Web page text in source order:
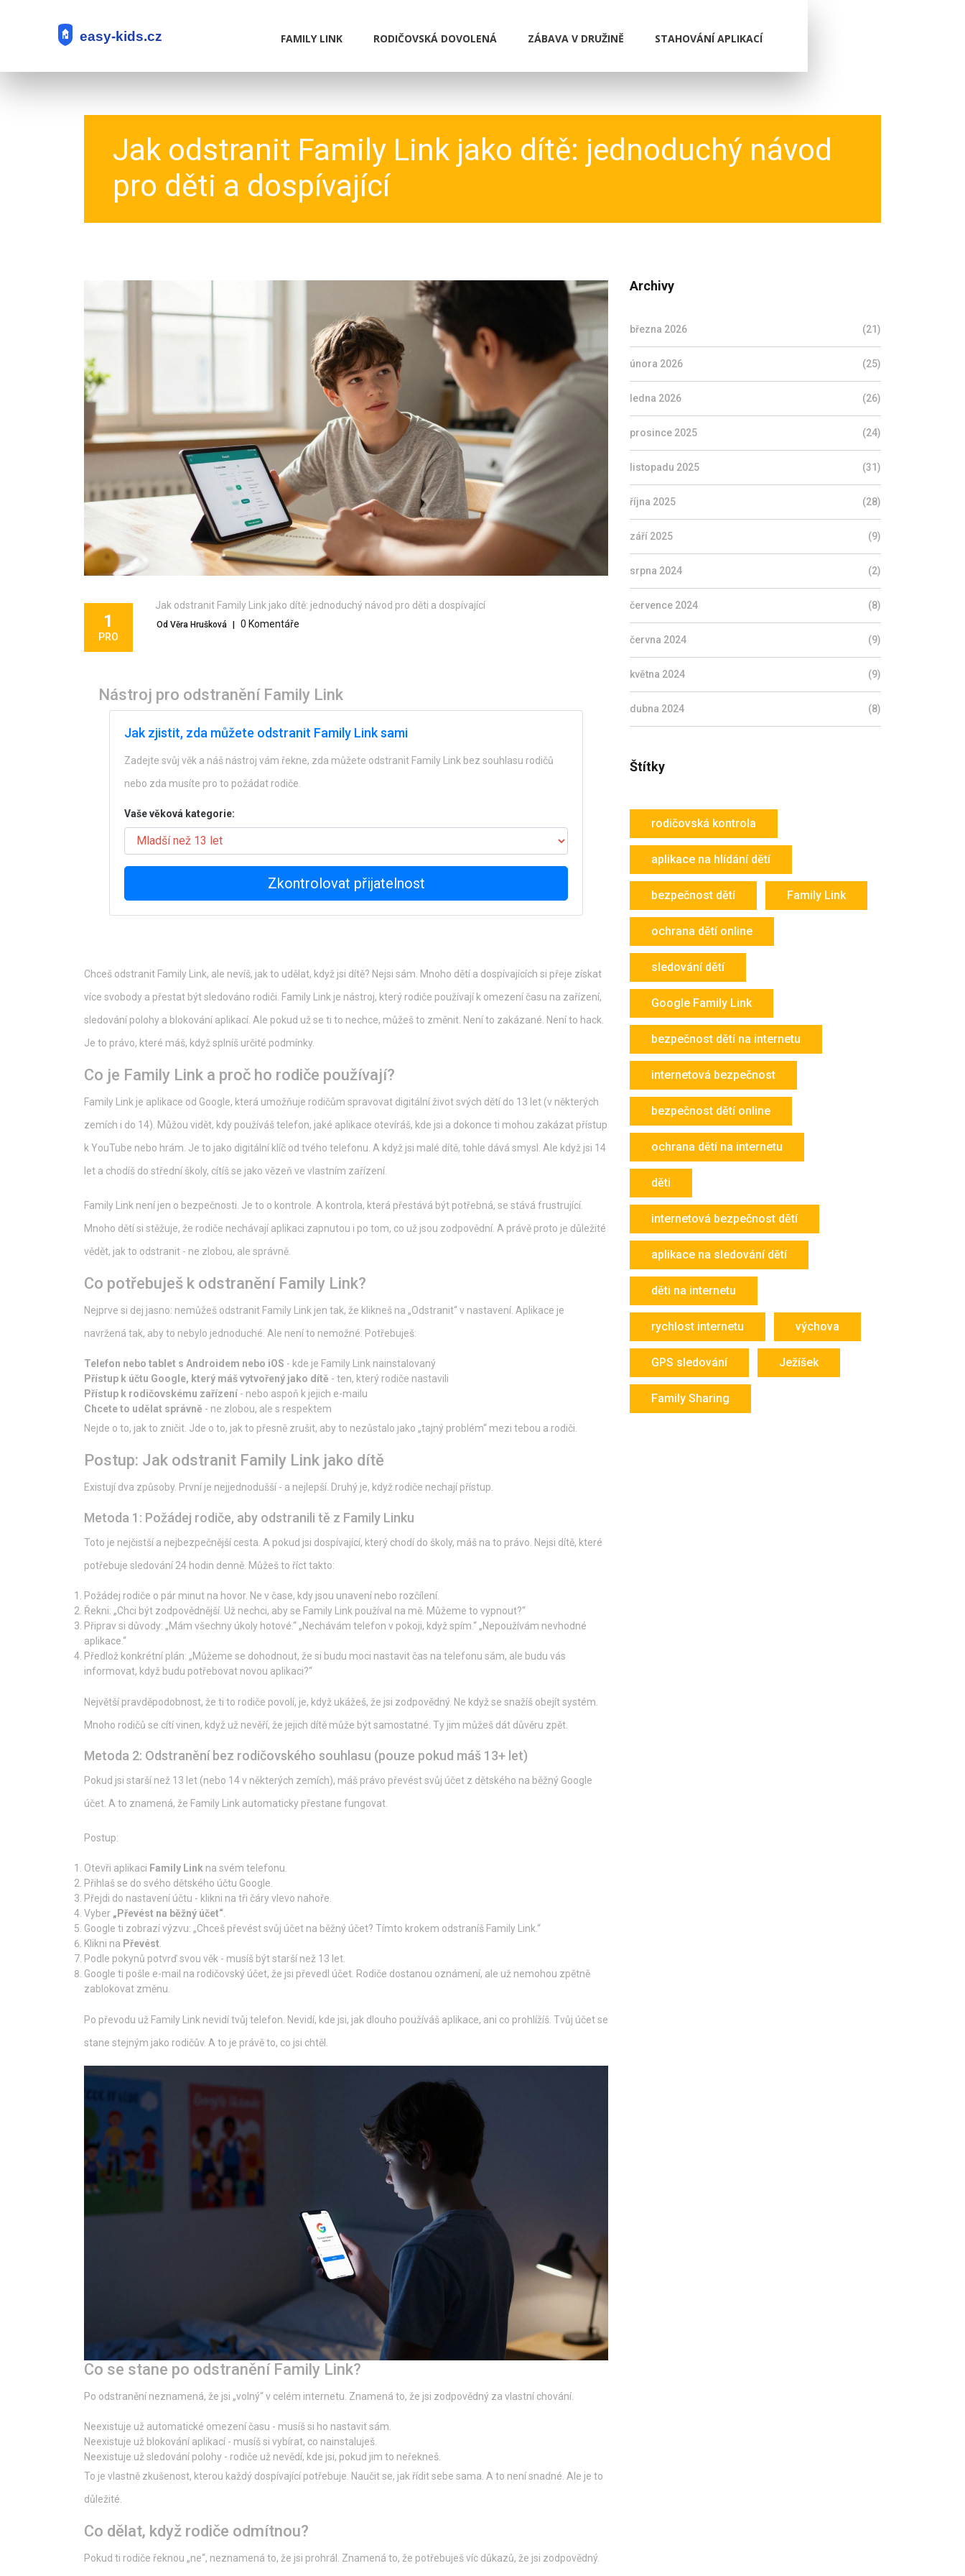
FAMILY LINK RODIČOVSKÁ DOVOLENÁ ZÁBAVA V DRUŽINĚ STAHOVÁNÍ APLIKACÍ
Jak odstranit Family Link jako dítě: jednoduchý návod
pro děti a dospívající
1
PRO
Jak odstranit Family Link jako dítě: jednoduchý návod pro děti a dospívající
Od Věra Hrušková | 0 Komentáře
Nástroj pro odstranění Family Link
Jak zjistit, zda můžete odstranit Family Link sami
Zadejte svůj věk a náš nástroj vám řekne, zda můžete odstranit Family Link bez souhlasu rodičů
nebo zda musíte pro to požádat rodiče.
Vaše věková kategorie:
Zkontrolovat přijatelnost
Chceš odstranit Family Link, ale nevíš, jak to udělat, když jsi dítě? Nejsi sám. Mnoho dětí a dospívajících si přeje získat
více svobody a přestat být sledováno rodiči. Family Link je nástroj, který rodiče používají k omezení času na zařízení,
sledování polohy a blokování aplikací. Ale pokud už se ti to nechce, můžeš to změnit. Není to zakázané. Není to hack.
Je to právo, které máš, když splníš určité podmínky.
Co je Family Link a proč ho rodiče používají?
Family Link je aplikace od Google, která umožňuje rodičům spravovat digitální život svých dětí do 13 let (v některých
zemích i do 14). Můžou vidět, kdy používáš telefon, jaké aplikace otevíráš, kde jsi a dokonce ti mohou zakázat přístup
k YouTube nebo hrám. Je to jako digitální klíč od tvého telefonu. A když jsi malé dítě, tohle dává smysl. Ale když jsi 14
let a chodíš do střední školy, cítíš se jako vězeň ve vlastním zařízení.
Family Link není jen o bezpečnosti. Je to o kontrole. A kontrola, která přestává být potřebná, se stává frustrující.
Mnoho dětí si stěžuje, že rodiče nechávají aplikaci zapnutou i po tom, co už jsou zodpovědní. A právě proto je důležité
vědět, jak to odstranit - ne zlobou, ale správně.
Co potřebuješ k odstranění Family Link?
Nejprve si dej jasno: nemůžeš odstranit Family Link jen tak, že klikneš na „Odstranit“ v nastavení. Aplikace je
navržená tak, aby to nebylo jednoduché. Ale není to nemožné. Potřebuješ:
Telefon nebo tablet s Androidem nebo iOS - kde je Family Link nainstalovaný
Přístup k účtu Google, který máš vytvořený jako dítě - ten, který rodiče nastavili
Přístup k rodičovskému zařízení - nebo aspoň k jejich e-mailu
Chcete to udělat správně - ne zlobou, ale s respektem
Nejde o to, jak to zničit. Jde o to, jak to přesně zrušit, aby to nezůstalo jako „tajný problém“ mezi tebou a rodiči.
Postup: Jak odstranit Family Link jako dítě
Existují dva způsoby. První je nejjednodušší - a nejlepší. Druhý je, když rodiče nechají přístup.
Metoda 1: Požádej rodiče, aby odstranili tě z Family Linku
Toto je nejčistší a nejbezpečnější cesta. A pokud jsi dospívající, který chodí do školy, máš na to právo. Nejsi dítě, které
potřebuje sledování 24 hodin denně. Můžeš to říct takto:
Požádej rodiče o pár minut na hovor. Ne v čase, kdy jsou unavení nebo rozčílení.
Řekni: „Chci být zodpovědnější. Už nechci, aby se Family Link používal na mě. Můžeme to vypnout?“
Připrav si důvody: „Mám všechny úkoly hotové.“ „Nechávám telefon v pokoji, když spím.“ „Nepoužívám nevhodné
aplikace.“
Předlož konkrétní plán: „Můžeme se dohodnout, že si budu moci nastavit čas na telefonu sám, ale budu vás
informovat, když budu potřebovat novou aplikaci?“
Největší pravděpodobnost, že ti to rodiče povolí, je, když ukážeš, že jsi zodpovědný. Ne když se snažíš obejít systém.
Mnoho rodičů se cítí vinen, když už nevěří, že jejich dítě může být samostatné. Ty jim můžeš dát důvěru zpět.
Metoda 2: Odstranění bez rodičovského souhlasu (pouze pokud máš 13+ let)
Pokud jsi starší než 13 let (nebo 14 v některých zemích), máš právo převést svůj účet z dětského na běžný Google
účet. A to znamená, že Family Link automaticky přestane fungovat.
Postup:
Otevři aplikaci Family Link na svém telefonu.
Přihlaš se do svého dětského účtu Google.
Přejdi do nastavení účtu - klikni na tři čáry vlevo nahoře.
Vyber „Převést na běžný účet“
Google ti zobrazí výzvu: „Chceš převést svůj účet na běžný účet? Tímto krokem odstraníš Family Link.“
Klikni na Převést
Podle pokynů potvrď svou věk - musíš být starší než 13 let.
Google ti pošle e-mail na rodičovský účet, že jsi převedl účet. Rodiče dostanou oznámení, ale už nemohou zpětně
zablokovat změnu.
Po převodu už Family Link nevidí tvůj telefon. Nevidí, kde jsi, jak dlouho používáš aplikace, ani co prohlížíš. Tvůj účet se
stane stejným jako rodičův. A to je právě to, co jsi chtěl.
Co se stane po odstranění Family Link?
Po odstranění neznamená, že jsi „volný“ v celém internetu. Znamená to, že jsi zodpovědný za vlastní chování.
Neexistuje už automatické omezení času - musíš si ho nastavit sám.
Neexistuje už blokování aplikací - musíš si vybírat, co nainstaluješ.
Neexistuje už sledování polohy - rodiče už nevědí, kde jsi, pokud jim to neřekneš.
To je vlastně zkušenost, kterou každý dospívající potřebuje. Naučit se, jak řídit sebe sama. A to není snadné. Ale je to
důležité.
Co dělat, když rodiče odmítnou?
Pokud ti rodiče řeknou „ne“, neznamená to, že jsi prohrál. Znamená to, že potřebuješ víc důkazů, že jsi zodpovědný.
Archivy
března 2026 (21)
února 2026 (25)
ledna 2026 (26)
prosince 2025 (24)
listopadu 2025 (31)
října 2025 (28)
září 2025 (9)
srpna 2024 (2)
července 2024 (8)
června 2024 (9)
května 2024 (9)
dubna 2024 (8)
Štítky
rodičovská kontrola
aplikace na hlídání dětí
bezpečnost dětí Family Link
ochrana dětí online
sledování dětí
Google Family Link
bezpečnost dětí na internetu
internetová bezpečnost
bezpečnost dětí online
ochrana dětí na internetu
děti
internetová bezpečnost dětí
aplikace na sledování dětí
děti na internetu
rychlost internetu výchova
GPS sledování Ježíšek
Family Sharing